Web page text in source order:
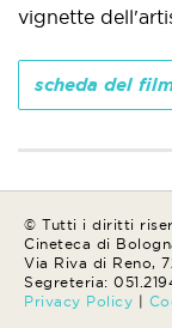
vignette
scheda del
© Tutti i diritti
Cineteca di
Via Riva di Reno,
Segreteria:
Privacy Policy |